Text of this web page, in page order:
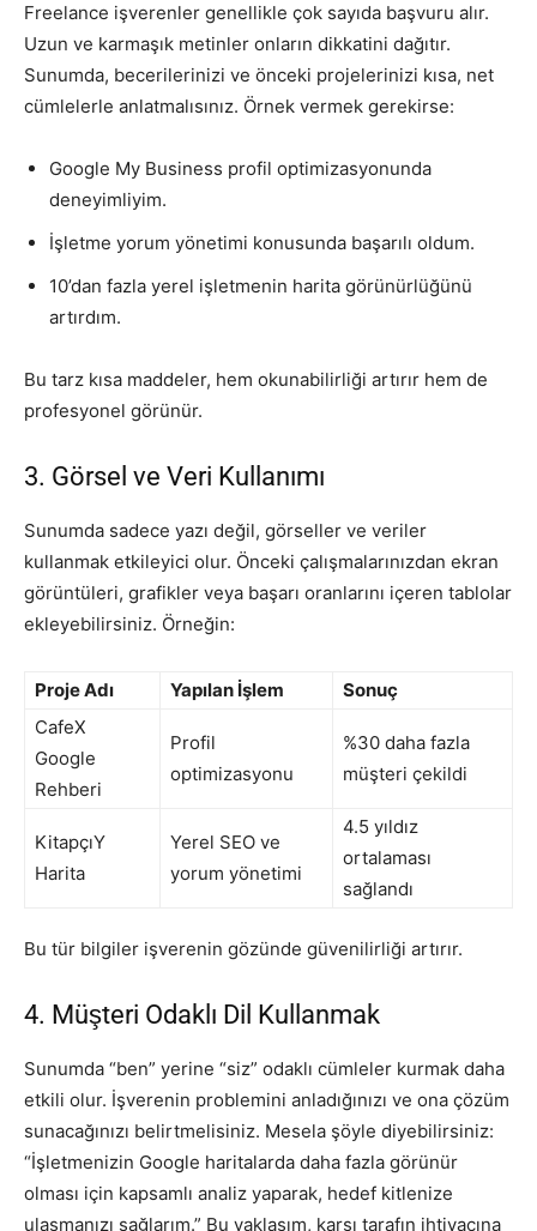
Freelance işverenler genellikle çok sayıda başvuru alır.
Uzun ve karmaşık metinler onların dikkatini dağıtır.
Sunumda, becerilerinizi ve önceki projelerinizi kısa, net
cümlelerle anlatmalısınız. Örnek vermek gerekirse:
Google My Business profil optimizasyonunda
deneyimliyim.
İşletme yorum yönetimi konusunda başarılı oldum.
10’dan fazla yerel işletmenin harita görünürlüğünü
artırdım.
Bu tarz kısa maddeler, hem okunabilirliği artırır hem de
profesyonel görünür.
3. Görsel ve Veri Kullanımı
Sunumda sadece yazı değil, görseller ve veriler
kullanmak etkileyici olur. Önceki çalışmalarınızdan ekran
görüntüleri, grafikler veya başarı oranlarını içeren tablolar
ekleyebilirsiniz. Örneğin:
Proje Adı Yapılan İşlem
Sonuç
CafeX
Google
Rehberi
Profil
optimizasyonu
%30 daha fazla
müşteri çekildi
KitapçıY
Harita
Yerel SEO ve
yorum yönetimi
4.5 yıldız
ortalaması
sağlandı
Bu tür bilgiler işverenin gözünde güvenilirliği artırır.
4. Müşteri Odaklı Dil Kullanmak
Sunumda “ben” yerine “siz” odaklı cümleler kurmak daha
etkili olur. İşverenin problemini anladığınızı ve ona çözüm
sunacağınızı belirtmelisiniz. Mesela şöyle diyebilirsiniz:
“İşletmenizin Google haritalarda daha fazla görünür
olması için kapsamlı analiz yaparak, hedef kitlenize
ulaşmanızı sağlarım.” Bu yaklaşım, karşı tarafın ihtiyacına